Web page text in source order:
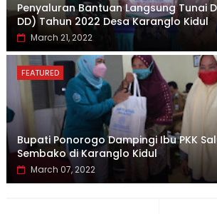
Penyaluran Bantuan Langsung Tunai
DD) Tahun 2022 Desa Karanglo Kidul
March 21, 2022
FEATURED
Bupati Ponorogo Dampingi Ibu PKK
Sembako di Karanglo Kidul
March 07, 2022